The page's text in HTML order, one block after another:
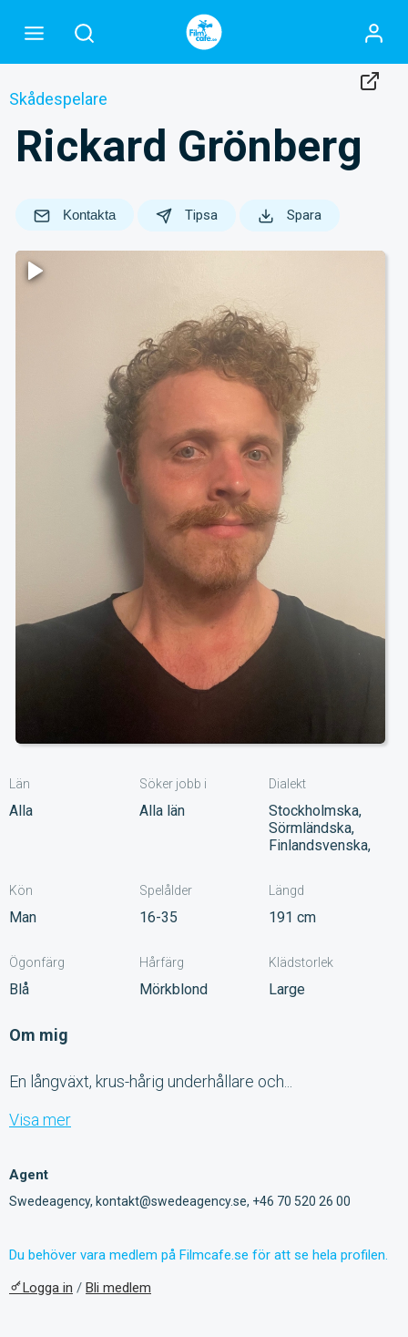
Skådespelare
Rickard Grönberg
Kontakta Tipsa Spara
Län
Alla
Söker jobb i
Alla län
Dialekt
Stockholmska,
Sörmländska,
Finlandsvenska,
Kön
Man
Spelålder
16-35
Längd
191 cm
Ögonfärg
Blå
Hårfärg
Mörkblond
Klädstorlek
Large
Om mig
En långväxt, krus-hårig underhållare och...
Visa mer
Agent
Swedeagency, kontakt@swedeagency.se, +46 70 520 26 00
Du behöver vara medlem på Filmcafe.se för att se hela profilen.
Logga in / Bli medlem